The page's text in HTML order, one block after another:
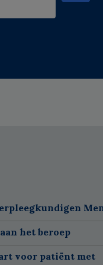
het beroep
voor patiënt met